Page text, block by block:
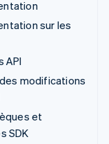
sur les
API
modifications
et
SDK